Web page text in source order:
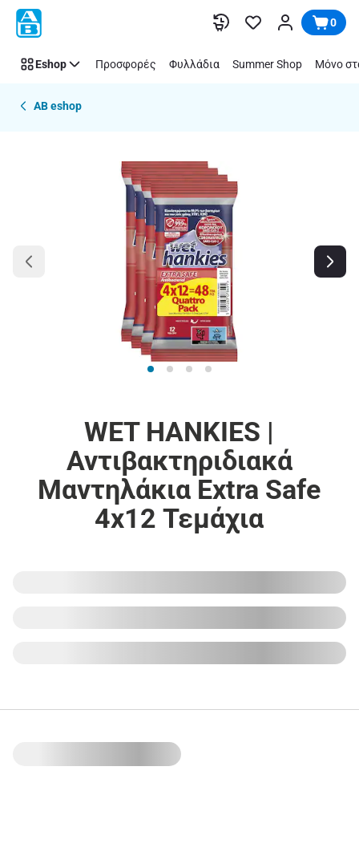
Παράλειψη 0
Eshop Προσφορές Φυλλάδια Summer Shop Μόνο
AB eshop
WET HANKIES |
Αντιβακτηριδιακά
Μαντηλάκια Extra Safe
4x12 Τεμάχια